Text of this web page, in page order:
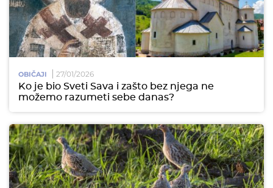
OBIČAJI 27/01/2026
Ko je bio Sveti Sava i zašto bez njega ne
možemo razumeti sebe danas?